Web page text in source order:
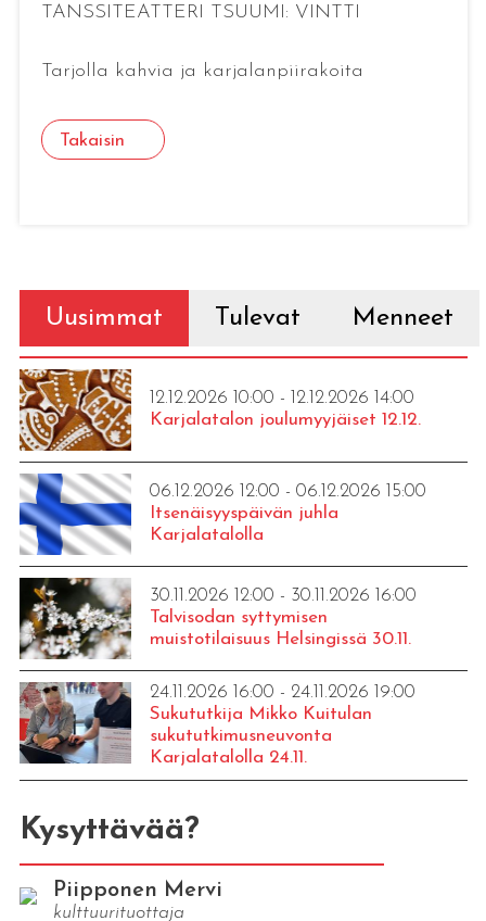
TANSSITEATTERI TSUUMI: VINTTI
Tarjolla kahvia ja karjalanpiirakoita
Takaisin
Uusimmat Tulevat Menneet
12.12.2026 10:00 - 12.12.2026 14:00
Karjalatalon joulumyyjäiset 12.12.
06.12.2026 12:00 - 06.12.2026 15:00
Itsenäisyyspäivän juhla
Karjalatalolla
30.11.2026 12:00 - 30.11.2026 16:00
Talvisodan syttymisen
muistotilaisuus Helsingissä 30.11.
24.11.2026 16:00 - 24.11.2026 19:00
Sukututkija Mikko Kuitulan
sukututkimusneuvonta
Karjalatalolla 24.11.
Kysyttävää?
Piipponen Mervi
kulttuurituottaja